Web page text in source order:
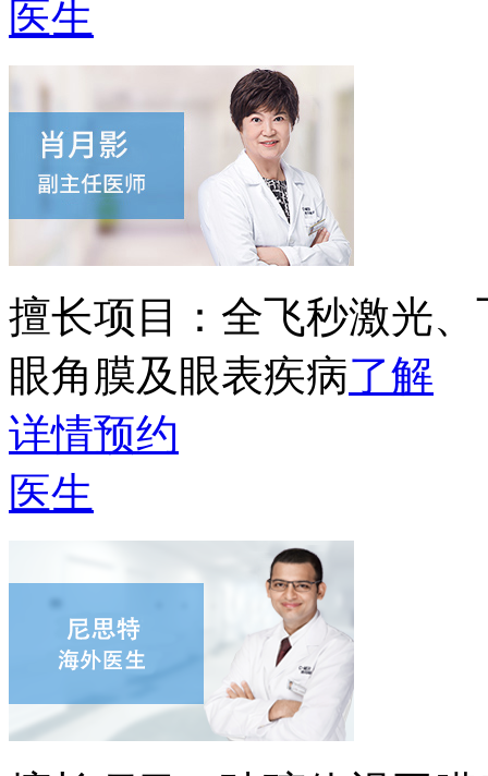
医生
擅长项目： 全飞秒激光
眼角膜及眼表疾病了解
详情预约
医生